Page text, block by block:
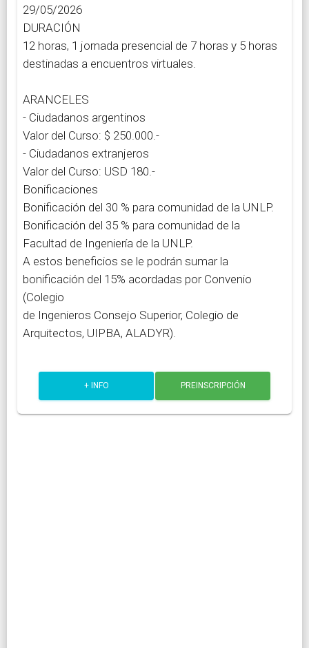
29/05/2026
DURACIÓN
12 horas, 1 jornada presencial de 7 horas y 5 horas
destinadas a encuentros virtuales.
ARANCELES
- Ciudadanos argentinos
Valor del Curso: $ 250.000.-
- Ciudadanos extranjeros
Valor del Curso: USD 180.-
Bonificaciones
Bonificación del 30 % para comunidad de la UNLP.
Bonificación del 35 % para comunidad de la
Facultad de Ingeniería de la UNLP.
A estos beneficios se le podrán sumar la
bonificación del 15% acordadas por Convenio
(Colegio
de Ingenieros Consejo Superior, Colegio de
Arquitectos, UIPBA, ALADYR).
+ INFO PREINSCRIPCIÓN